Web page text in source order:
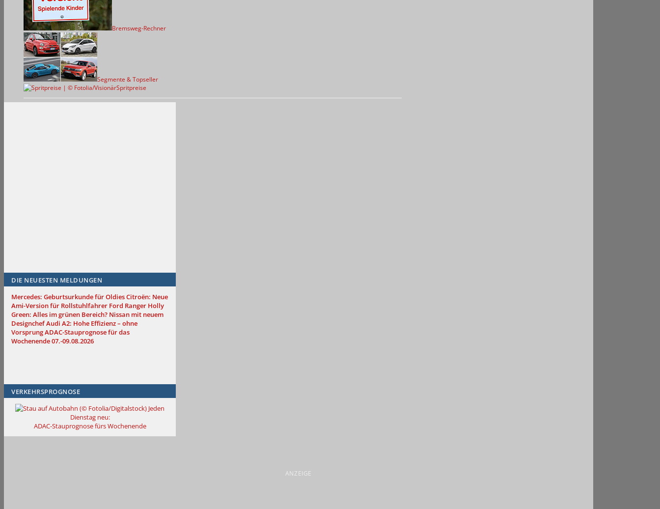
Bremsweg-Rechner
Segmente & Topseller
Spritpreise
DIE NEUESTEN MELDUNGEN
Mercedes: Geburtsurkunde für OldiesCitroën: Neue
Ami-Version für Rollstuhlfahrer Ford Ranger Holly
Green: Alles im grünen Bereich? Nissan mit neuem
DesignchefAudi A2: Hohe Effizienz – ohne
VorsprungADAC-Stauprognose für das
Wochenende 07.-09.08.2026
VERKEHRSPROGNOSE
Jeden
Dienstag neu:
ADAC-Stauprognose fürs Wochenende
ANZEIGE